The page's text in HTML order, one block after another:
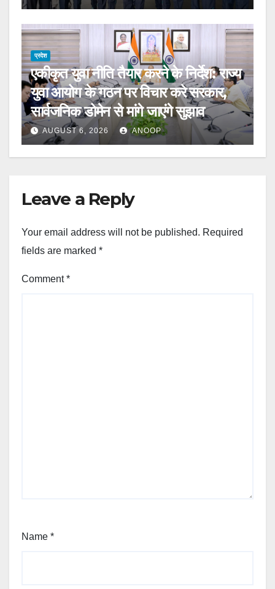
प्रदेश
एकीकृत युवा नीति तैयार करने के निर्देश: राज्य
युवा आयोग के गठन पर विचार करे सरकार,
सार्वजनिक डोमेन से मांगे जाएंगे सुझाव
AUGUST 6, 2026 ANOOP
Leave a Reply
Your email address will not be published. Required
fields are marked *
Comment*
Name *